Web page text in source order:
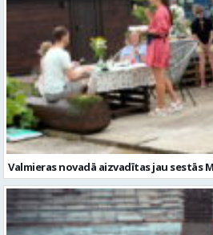
Valmieras novadā aizvadītas jau sestās